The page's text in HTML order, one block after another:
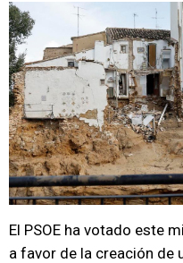
El PSOE ha votado este
a favor de la creación de